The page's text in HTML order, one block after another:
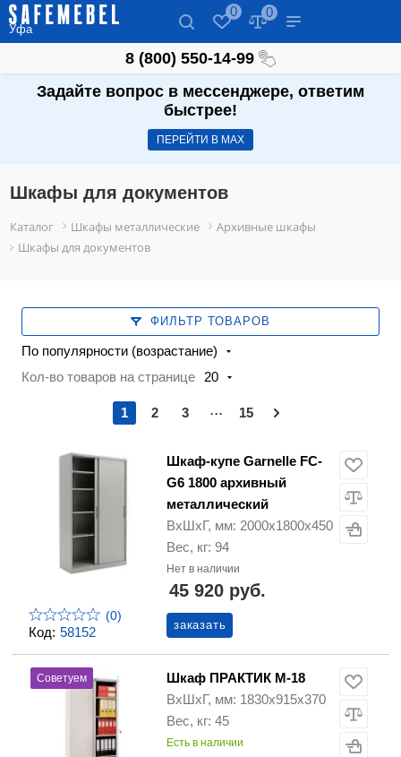
Уфа
0 0
8 (800) 550-14-99
Задайте вопрос в мессенджере, ответим
быстрее!
ПЕРЕЙТИ В МАХ
Шкафы для документов
Каталог Шкафы металлические
Архивные шкафы
Шкафы для документов
ФИЛЬТР ТОВАРОВ
По популярности (возрастание)
Кол-во товаров на странице
20
1 2 3 ... 15
Код: 58152
(0)
Шкаф-купе Garnelle FC-
G6 1800 архивный
металлический
ВхШхГ, мм: 2000х1800х450
Вес, кг: 94
Нет в наличии
45 920 руб.
заказать
Советуем
Шкаф ПРАКТИК М-18
ВхШхГ, мм: 1830х915х370
Вес, кг: 45
Есть в наличии